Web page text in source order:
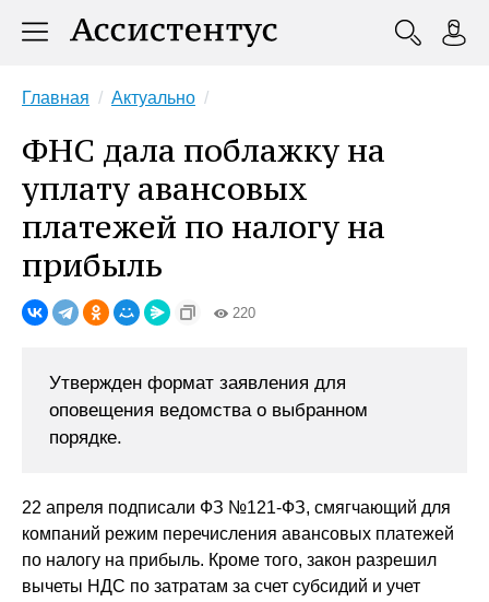
Главная Актуально
ФНС дала поблажку на
уплату авансовых
платежей по налогу на
прибыль
220
Утвержден формат заявления для
оповещения ведомства о выбранном
порядке.
22 апреля подписали ФЗ №121-ФЗ, смягчающий для
компаний режим перечисления авансовых платежей
по налогу на прибыль. Кроме того, закон разрешил
вычеты НДС по затратам за счет субсидий и учет